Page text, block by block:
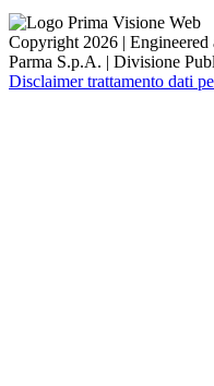
Copyright 2026 |
Parma S.p.A. | Divisione
Disclaimer trattamento dati